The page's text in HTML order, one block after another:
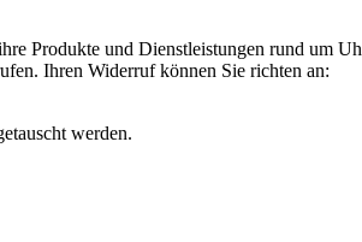
Produkte und Dienstleistungen rund um
Ihren Widerruf können Sie richten an:
werden.